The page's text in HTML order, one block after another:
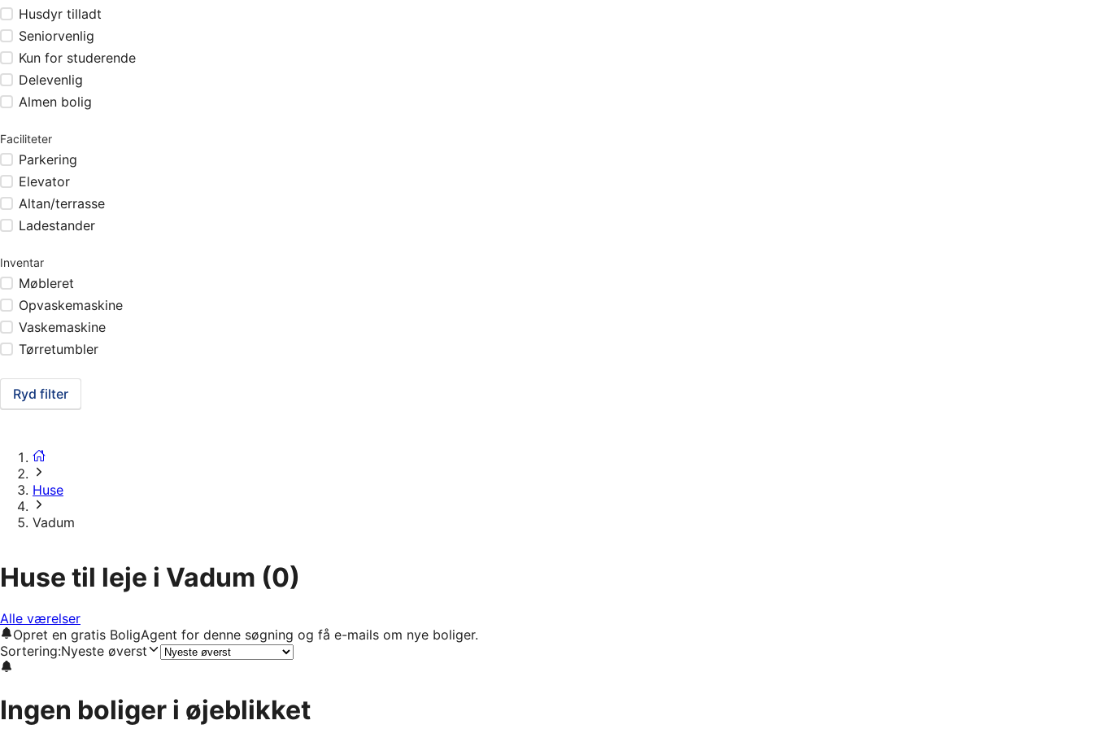
Husdyr tilladt
Seniorvenlig
Kun for studerende
Delevenlig
Almen bolig
Faciliteter
Parkering
Elevator
Altan/terrasse
Ladestander
Inventar
Møbleret
Opvaskemaskine
Vaskemaskine
Tørretumbler
Ryd filter
Huse
Vadum
Huse til leje i Vadum (0)
Alle værelser
Opret en gratis BoligAgent for denne søgning og få e-mails om nye boliger.
Sortering:Nyeste øverst
Ingen boliger i øjeblikket